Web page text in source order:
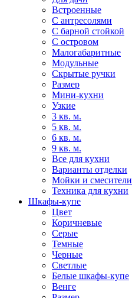
Встроенные
С антресолями
С барной стойкой
С островом
Малогабаритные
Модульные
Скрытые ручки
Размер
Мини-кухни
Узкие
3 кв. м.
5 кв. м.
6 кв. м.
9 кв. м.
Все для кухни
Варианты отделки
Мойки и смесители
Техника для кухни
Шкафы-купе
Цвет
Коричневые
Серые
Темные
Черные
Светлые
Белые шкафы-купе
Венге